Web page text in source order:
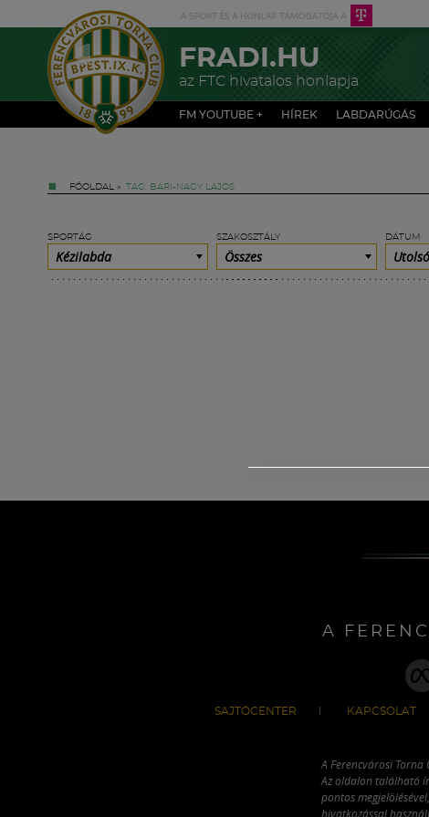
FRADI.HU
az FTC hivatalos honlapja
FM YOUTUBE + HÍREK LABDARÚGÁS
FŐOLDAL » TAG: BARI-NAGY LAJOS
SPORTÁG
Kézilabda
SZAKOSZTÁLY
Összes
DÁTUM
A
SAJTÓCENTER KAPCSOLAT
A Ferencvárosi
Az oldalon található
pontos
hivatkozással